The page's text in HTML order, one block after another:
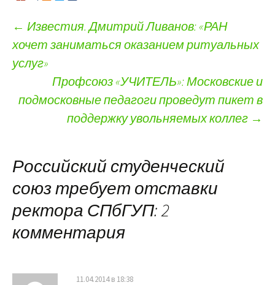
Навигация по записям
← Известия. Дмитрий Ливанов: «РАН
хочет заниматься оказанием ритуальных
услуг»
Профсоюз «УЧИТЕЛЬ»: Московские и
подмосковные педагоги проведут пикет в
поддержку увольняемых коллег →
Российский студенческий
союз требует отставки
ректора СПбГУП: 2
комментария
11.04.2014 в 18:38